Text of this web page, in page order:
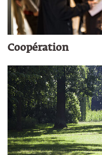
Coopération